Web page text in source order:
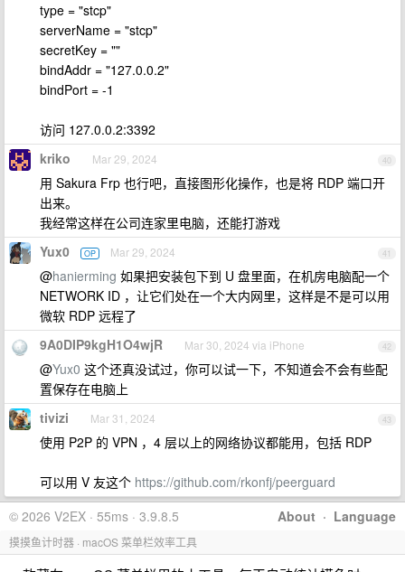
type = "stcp"
serverName = "stcp"
secretKey = ""
bindAddr = "127.0.0.2"
bindPort = -1
访问 127.0.0.2:3392
40
kriko Mar 29, 2024
用 Sakura Frp 也行吧，直接图形化操作，也是将 RDP 端口开
出来。
我经常这样在公司连家里电脑，还能打游戏
41
Yux0 OP Mar 29, 2024
@hanierming 如果把安装包下到 U 盘里面，在机房电脑配一个
NETWORK ID ，让它们处在一个大内网里，这样是不是可以用
微软 RDP 远程了
42
9A0DIP9kgH1O4wjR Mar 30, 2024 via iPhone
@Yux0 这个还真没试过，你可以试一下，不知道会不会有些配
置保存在电脑上
43
tivizi Mar 31, 2024
使用 P2P 的 VPN ，4 层以上的网络协议都能用，包括 RDP
可以用 V 友这个 https://github.com/rkonfj/peerguard
About · Language
© 2026 V2EX · 55ms · 3.9.8.5
摸摸鱼计时器 · macOS 菜单栏效率工具